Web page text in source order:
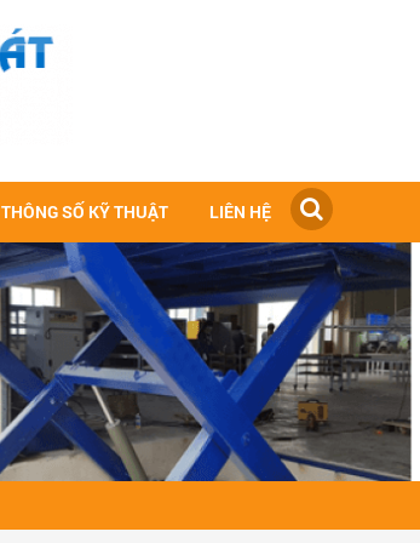
THÔNG SỐ KỸ THUẬT LIÊN HỆ